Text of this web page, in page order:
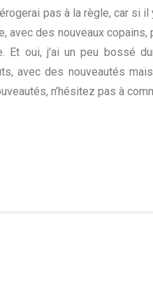
pas à la règle, car si
avec des nouveaux
Et oui, j’ai un peu bossé
avec des nouveautés
n’hésitez pas à